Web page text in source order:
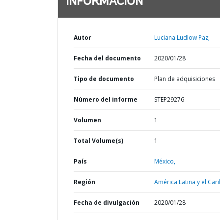
Autor Luciana Ludlow Paz;
Fecha del documento 2020/01/28
Tipo de documento Plan de adquisiciones
Número del informe STEP29276
Volumen 1
Total Volume(s) 1
País México,
Región América Latina y el
Fecha de divulgación 2020/01/28